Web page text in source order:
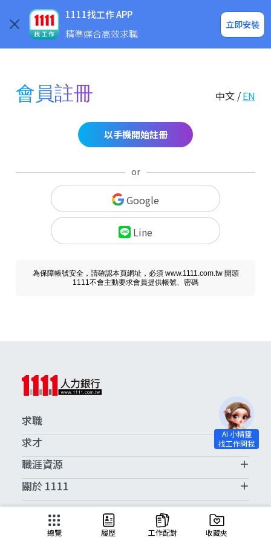
1111找工作 APP
精準媒合高效求職
立即安裝
企業求才
會員註冊 中文 /EN
以手機開始註冊
or
Google
Line
為保障帳號安全，請確認本頁網址，必須 www.1111.com.tw 開頭
1111不會主動要求會員提供帳號、密碼
求職
求才
職涯資源
關於 1111
求職服務中心
總覽 履歷 工作配對 收藏夾